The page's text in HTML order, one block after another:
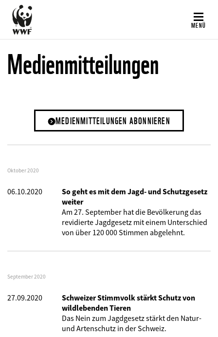
Direkt
zum
Inhalt
MENÜ
Medienmitteilungen
MEDIENMITTEILUNGEN ABONNIEREN
Oktober 2020
06.10.2020
So geht es mit dem Jagd- und Schutzgesetz
weiter
Am 27. September hat die Bevölkerung das
revidierte Jagdgesetz mit einem Unterschied
von über 120 000 Stimmen abgelehnt.
September 2020
27.09.2020
Schweizer Stimmvolk stärkt Schutz von
wildlebenden Tieren
Das Nein zum Jagdgesetz stärkt den Natur-
und Artenschutz in der Schweiz.